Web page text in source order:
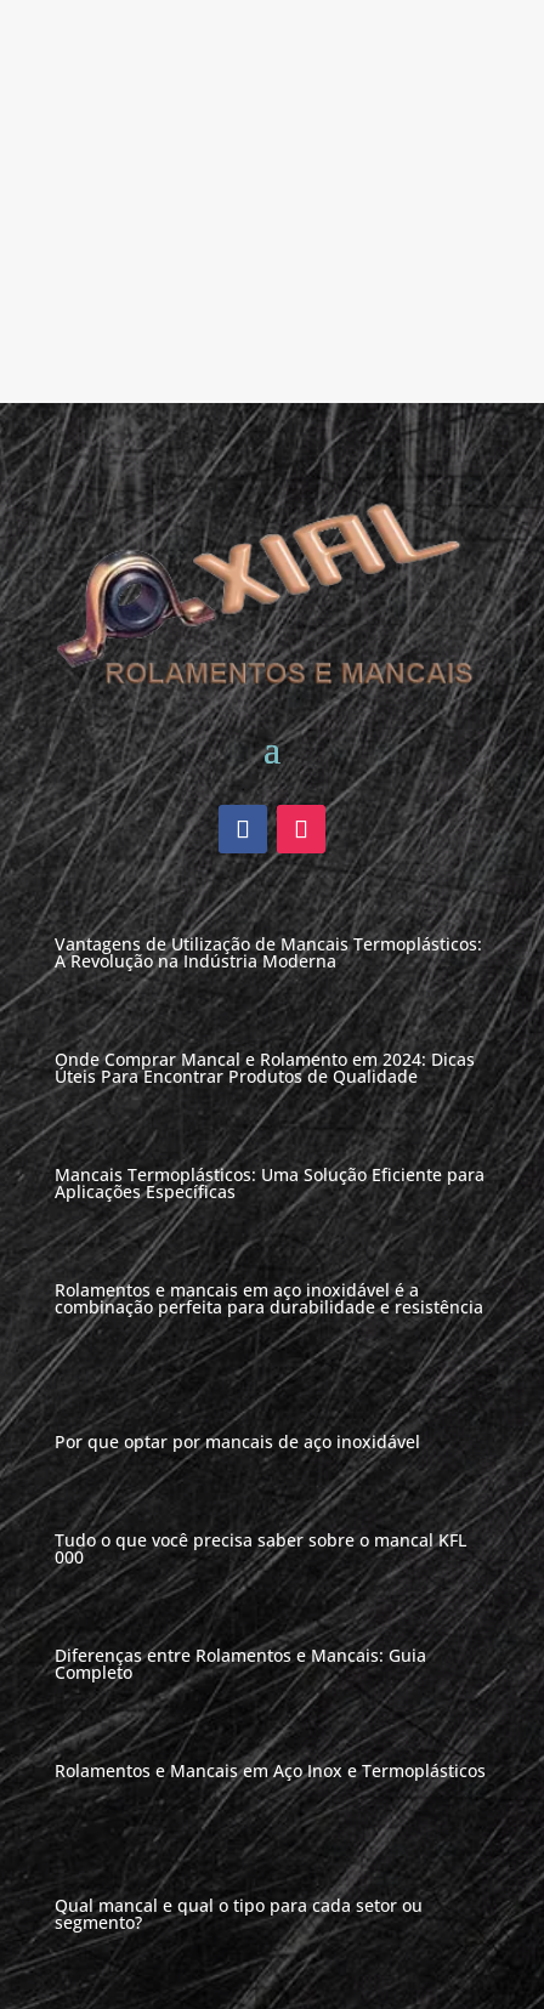
Vantagens de Utilização de Mancais Termoplásticos:
A Revolução na Indústria Moderna
Onde Comprar Mancal e Rolamento em 2024: Dicas
Úteis Para Encontrar Produtos de Qualidade
Mancais Termoplásticos: Uma Solução Eficiente para
Aplicações Específicas
Rolamentos e mancais em aço inoxidável é a
combinação perfeita para durabilidade e resistência
Por que optar por mancais de aço inoxidável
Tudo o que você precisa saber sobre o mancal KFL
000
Diferenças entre Rolamentos e Mancais: Guia
Completo
Rolamentos e Mancais em Aço Inox e Termoplásticos
Qual mancal e qual o tipo para cada setor ou
segmento?